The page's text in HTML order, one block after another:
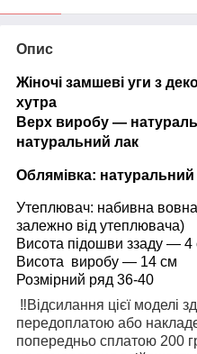
Опис
Жіночі замшеві уги з
хутра
Верх виробу —
натуральний лак
Облямівка:
Утеплювач: набивна
залежно від утеплювача)
Висота підошви ззаду —
Висота виробу — 14 см
Розмірний ряд 36-40
‼️Відсилання цієї моделі
передоплатою або
попередньо сплатою 200